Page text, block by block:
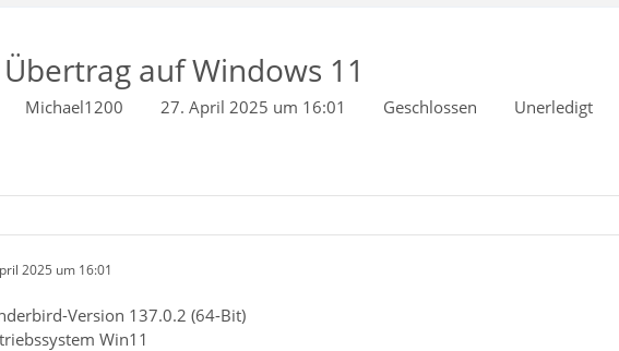
auf Windows 11
Michael1200 27. April 2025 um 16:01 Geschlossen Unerledigt
2025 um 16:01
Version 137.0.2 (64-Bit)
Win11